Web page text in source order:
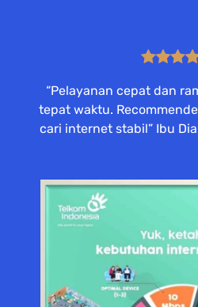
“Pelayanan cepat dan
tepat waktu.
cari internet stabil” Ibu